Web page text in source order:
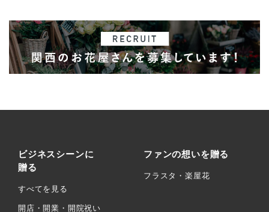
ビジネスシーンに
贈る
すべてを見る
開店・開業・開院祝い
ファンの想いを贈る
フラスタ・楽屋花